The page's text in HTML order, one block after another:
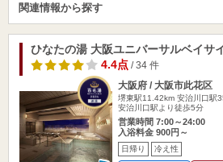
関連情報から探す
ひなたの湯 大阪ユニバーサルベイサ
4.4点/ 34 件
大阪府 / 大阪市此花区
堺東駅11.42km 安治川口駅
安治川口駅より徒歩5分
営業時間 7:00～24:00
入浴料金 900円～
日帰り 冷え性